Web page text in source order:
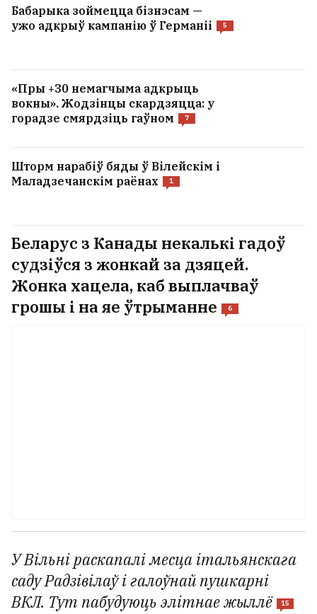
Бабарыка зоймецца бізнэсам —
ужо адкрыў кампанію ў Германіі
5
«Пры +30 немагчыма адкрыць
вокны». Жодзінцы скардзяцца: у
горадзе смярдзіць гаўном
7
Шторм нарабіў бяды ў Вілейскім і
Маладзечанскім раёнах
1
Беларус з Канады некалькі гадоў
судзіўся з жонкай за дзяцей.
Жонка хацела, каб выплачваў
грошы і на яе ўтрыманне
6
У Вільні раскапалі месца італьянскага
саду Радзівілаў і галоўнай пушкарні
ВКЛ. Тут пабудуюць элітнае жыллё
15